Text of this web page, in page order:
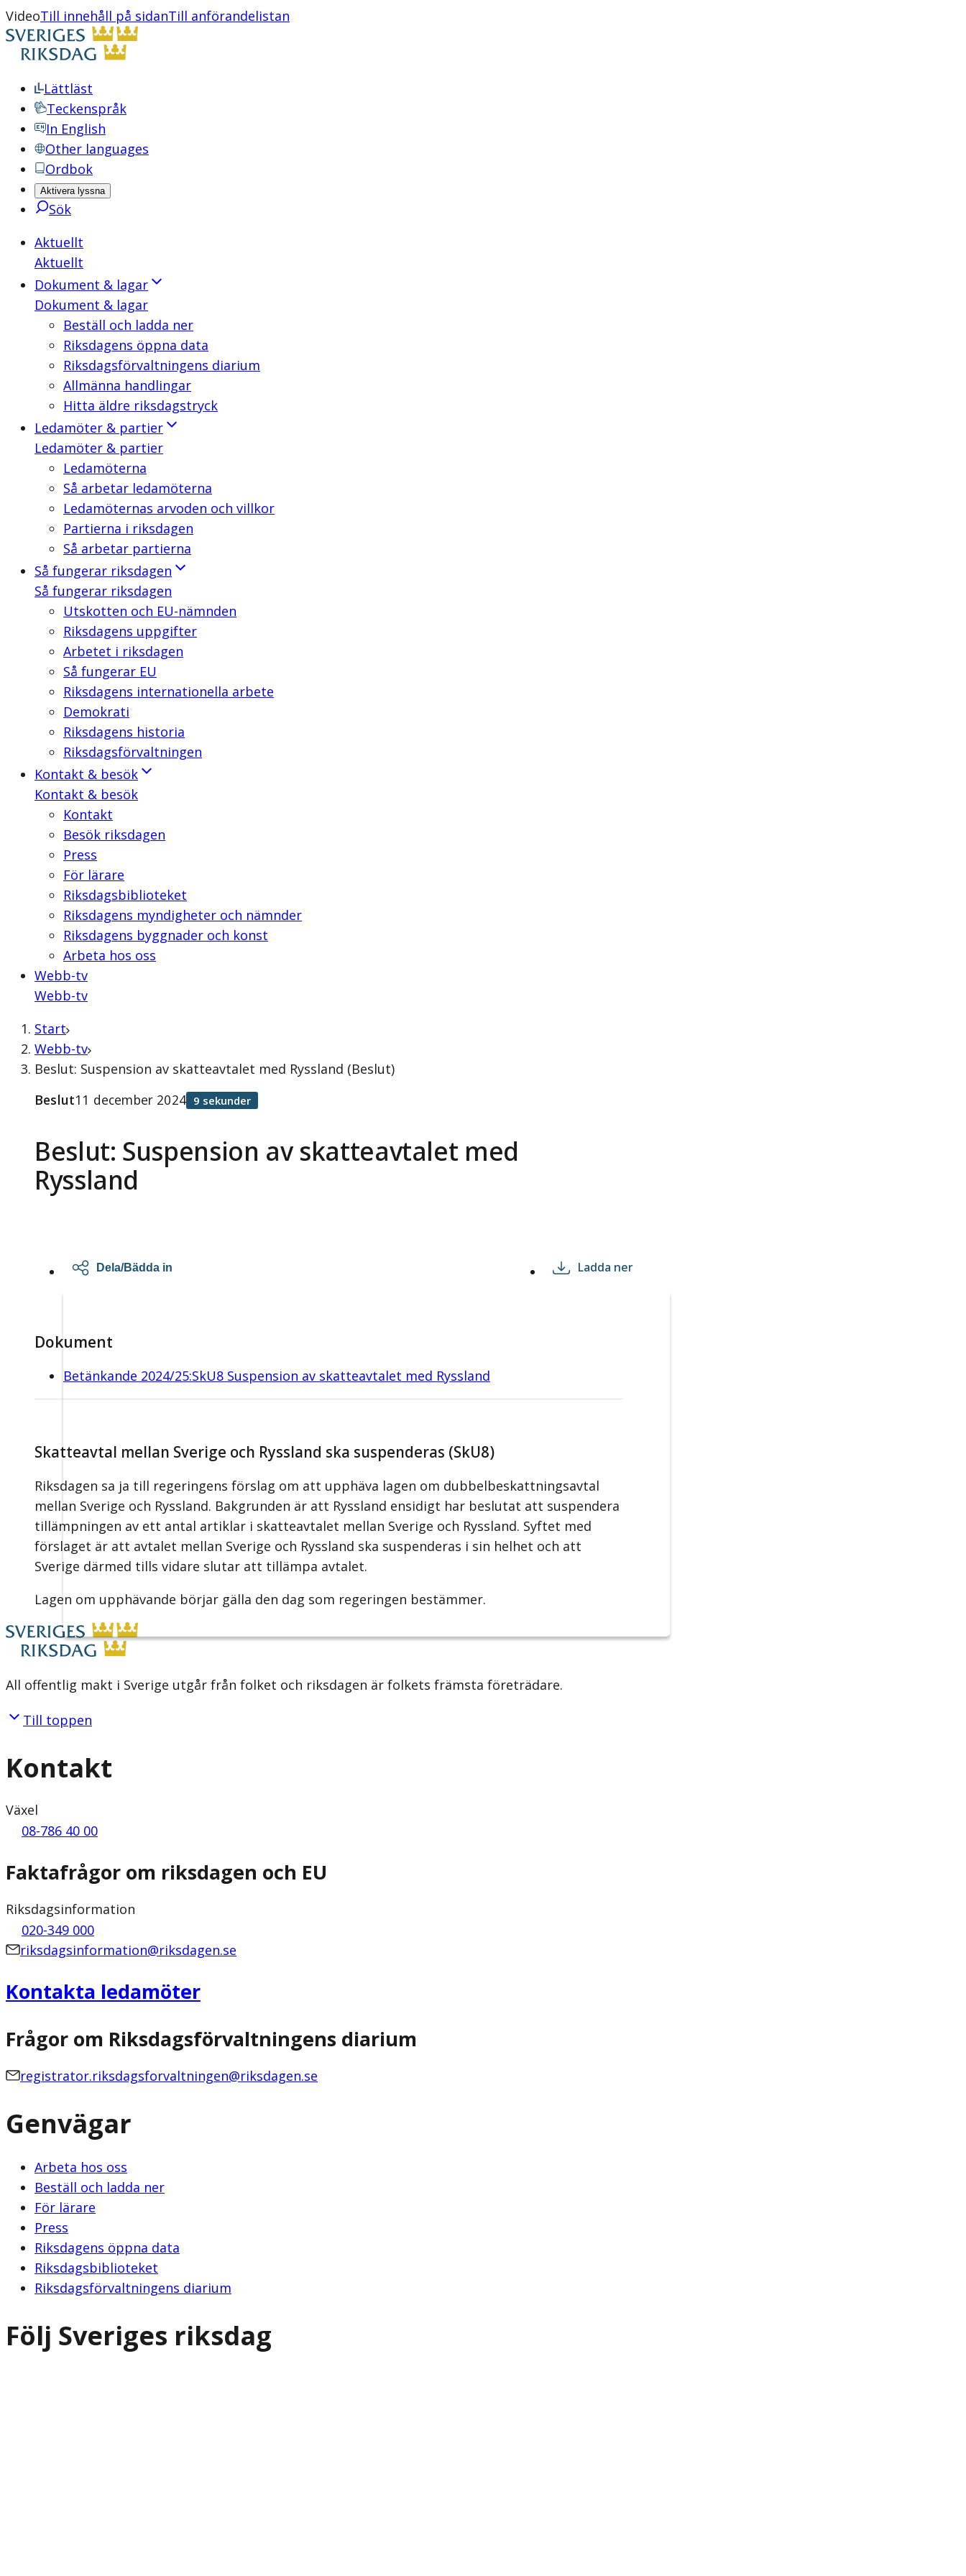
VideoTill innehåll på sidanTill anförandelistan
Lättläst
Teckenspråk
In English
Other languages
Ordbok
Aktivera lyssna
Sök
Aktuellt
Aktuellt
Dokument & lagar
Dokument & lagar
Beställ och ladda ner
Riksdagens öppna data
Riksdagsförvaltningens diarium
Allmänna handlingar
Hitta äldre riksdagstryck
Ledamöter & partier
Ledamöter & partier
Ledamöterna
Så arbetar ledamöterna
Ledamöternas arvoden och villkor
Partierna i riksdagen
Så arbetar partierna
Så fungerar riksdagen
Så fungerar riksdagen
Utskotten och EU-nämnden
Riksdagens uppgifter
Arbetet i riksdagen
Så fungerar EU
Riksdagens internationella arbete
Demokrati
Riksdagens historia
Riksdagsförvaltningen
Kontakt & besök
Kontakt & besök
Kontakt
Besök riksdagen
Press
För lärare
Riksdagsbiblioteket
Riksdagens myndigheter och nämnder
Riksdagens byggnader och konst
Arbeta hos oss
Webb-tv
Webb-tv
Start
Webb-tv
Beslut: Suspension av skatteavtalet med Ryssland (Beslut)
Beslut: Suspension av skatteavtalet med
Ryssland
Beslut11 december 2024 9 sekunder
Dela/Bädda in Ladda ner
Dokument
Betänkande 2024/25:SkU8 Suspension av skatteavtalet med Ryssland
Skatteavtal mellan Sverige och Ryssland ska suspenderas (SkU8)
Riksdagen sa ja till regeringens förslag om att upphäva lagen om dubbelbeskattningsavtal
mellan Sverige och Ryssland. Bakgrunden är att Ryssland ensidigt har beslutat att suspendera
tillämpningen av ett antal artiklar i skatteavtalet mellan Sverige och Ryssland. Syftet med
förslaget är att avtalet mellan Sverige och Ryssland ska suspenderas i sin helhet och att
Sverige därmed tills vidare slutar att tillämpa avtalet.
Lagen om upphävande börjar gälla den dag som regeringen bestämmer.
All offentlig makt i Sverige utgår från folket och riksdagen är folkets främsta företrädare.
Till toppen
Kontakt
Växel
08-786 40 00
Faktafrågor om riksdagen och EU
Riksdagsinformation
020-349 000
riksdagsinformation@riksdagen.se
Kontakta ledamöter
Frågor om Riksdagsförvaltningens diarium
registrator.riksdagsforvaltningen@riksdagen.se
Genvägar
Arbeta hos oss
Beställ och ladda ner
För lärare
Press
Riksdagens öppna data
Riksdagsbiblioteket
Riksdagsförvaltningens diarium
Följ Sveriges riksdag